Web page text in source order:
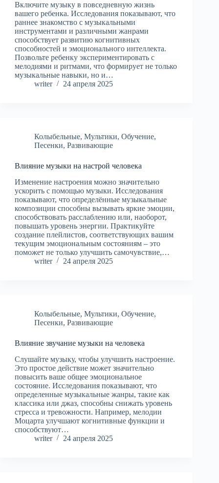
Включите музыку в повседневную жизнь
вашего ребенка. Исследования показывают, что
раннее знакомство с музыкальными
инструментами и различными жанрами
способствует развитию когнитивных
способностей и эмоционального интеллекта.
Позвольте ребенку экспериментировать с
мелодиями и ритмами, что формирует не только
музыкальные навыки, но и…
writer
24 апреля 2025
Колыбельные, Мультики, Обучение,
Песенки, Развивающие
Влияние музыки на настрой человека
Изменение настроения можно значительно
ускорить с помощью музыки. Исследования
показывают, что определённые музыкальные
композиции способны вызывать яркие эмоции,
способствовать расслаблению или, наоборот,
повышать уровень энергии. Практикуйте
создание плейлистов, соответствующих вашим
текущим эмоциональным состояниям – это
поможет не только улучшить самочувствие,…
writer
24 апреля 2025
Колыбельные, Мультики, Обучение,
Песенки, Развивающие
Влияние звучание музыки на человека
Слушайте музыку, чтобы улучшить настроение.
Это простое действие может значительно
повысить ваше общее эмоциональное
состояние. Исследования показывают, что
определенные музыкальные жанры, такие как
классика или джаз, способны снижать уровень
стресса и тревожности. Например, мелодии
Моцарта улучшают когнитивные функции и
способствуют…
writer
24 апреля 2025